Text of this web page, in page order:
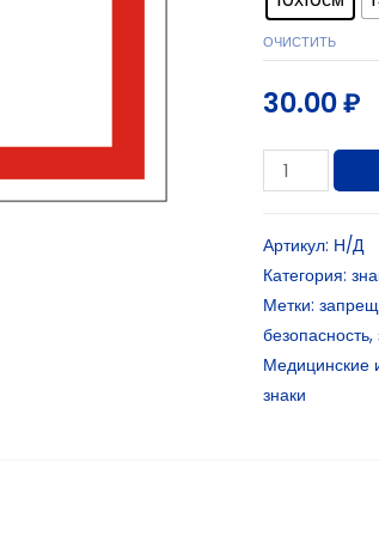
ОЧИСТИТЬ
30.00₽
Артикул: Н/Д
Категория:
Метки:
безопасность,
Медицинские
знаки